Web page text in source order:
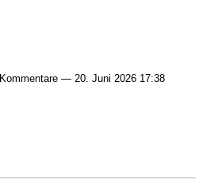
Kommentare — 20. Juni 2026 17:38